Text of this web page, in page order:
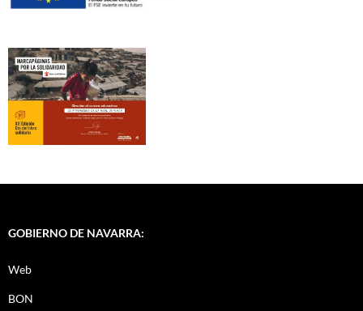
GOBIERNO DE NAVARRA:
Web
BON